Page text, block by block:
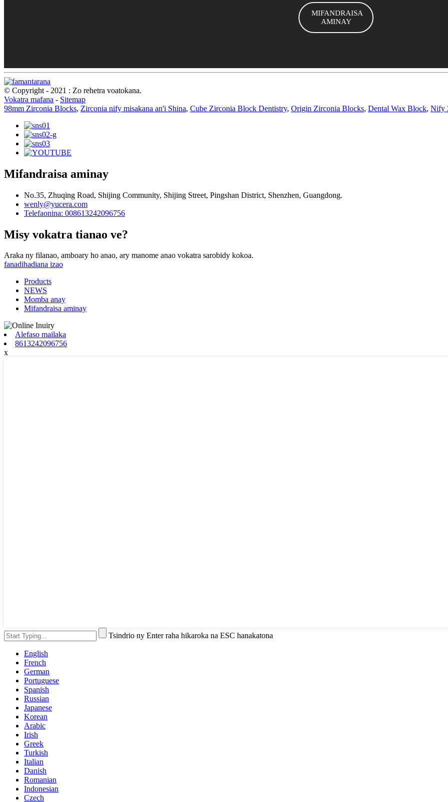
MIFANDRAISA
AMINAY
© Copyright - 2021 : Zo rehetra voatokana.
Vokatra mafana - Sitemap
98mm Zirconia Blocks, Zirconia nify misakana an'i Shina, Cube Zirconia Block Dentistry, Origin Zirconia Blocks, Dental Wax Block, Nify
Mifandraisa aminay
No.35, Zhuqing Road, Shijing Community, Shijing Street, Pingshan District, Shenzhen, Guangdong.
wenly@yucera.com
Telefaonina: 008613242096756
Misy vokatra tianao ve?
Araka ny filanao, amboary ho anao, ary manome anao vokatra sarobidy kokoa.
fanadihadiana izao
Products
NEWS
Momba anay
Mifandraisa aminay
Alefaso mailaka
8613242096756
x
Tsindrio ny Enter raha hikaroka na ESC hanakatona
English
French
German
Portuguese
Spanish
Russian
Japanese
Korean
Arabic
Irish
Greek
Turkish
Italian
Danish
Romanian
Indonesian
Czech